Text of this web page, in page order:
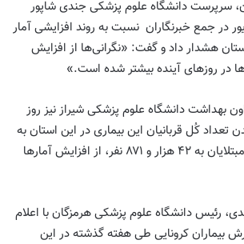
سرپرست دانشگاه علوم پزشکی جندی شاپور
شنبه ۸ شهریور در جمع خبرنگاران نسبت به روند افزایشی آمار
هشدار داد و گفت: «نگرانی‌ها از افزایش
در روزهای آینده بیشتر شده است.»
بهداشت دانشگاه علوم پزشکی شیراز نیز روز
رسیدن تعداد کُل قربانیان این بیماری در این استان به
۷۹۶ نفر و آمار قطعی مبتلایان به ۴۲ هزار و ۸۷۱ نفر، از افزایش آمارها
رئیس دانشگاه علوم پزشکی هرمزگان با اعلام
پذیرش بیماران کرونایی طی هفته گذشته در این